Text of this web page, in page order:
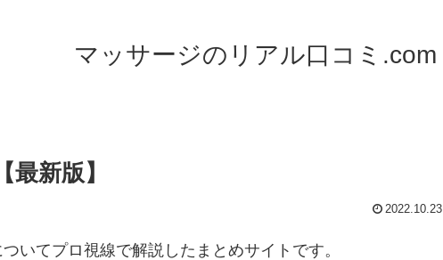
マッサージのリアル口コミ.com
新版】
2022.10.23
いてプロ視線で解説したまとめサイトです。